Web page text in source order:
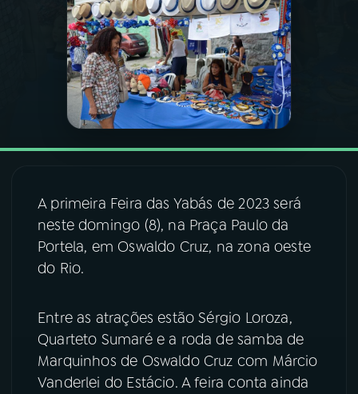
A RÁDIO
PROGRAMAÇÃO
PROGRAMAS
06VIDEOCASTS
07ÚLTIMAS
08FESTIVAL DE MÚSICA
ACOMPANHE A RÁDIO NACIONAL
A primeira Feira das Yabás de 2023 será
neste domingo (8), na Praça Paulo da
Portela, em Oswaldo Cruz, na zona oeste
do Rio.
Entre as atrações estão Sérgio Loroza,
Quarteto Sumaré e a roda de samba de
Marquinhos de Oswaldo Cruz com Márcio
Vanderlei do Estácio. A feira conta ainda